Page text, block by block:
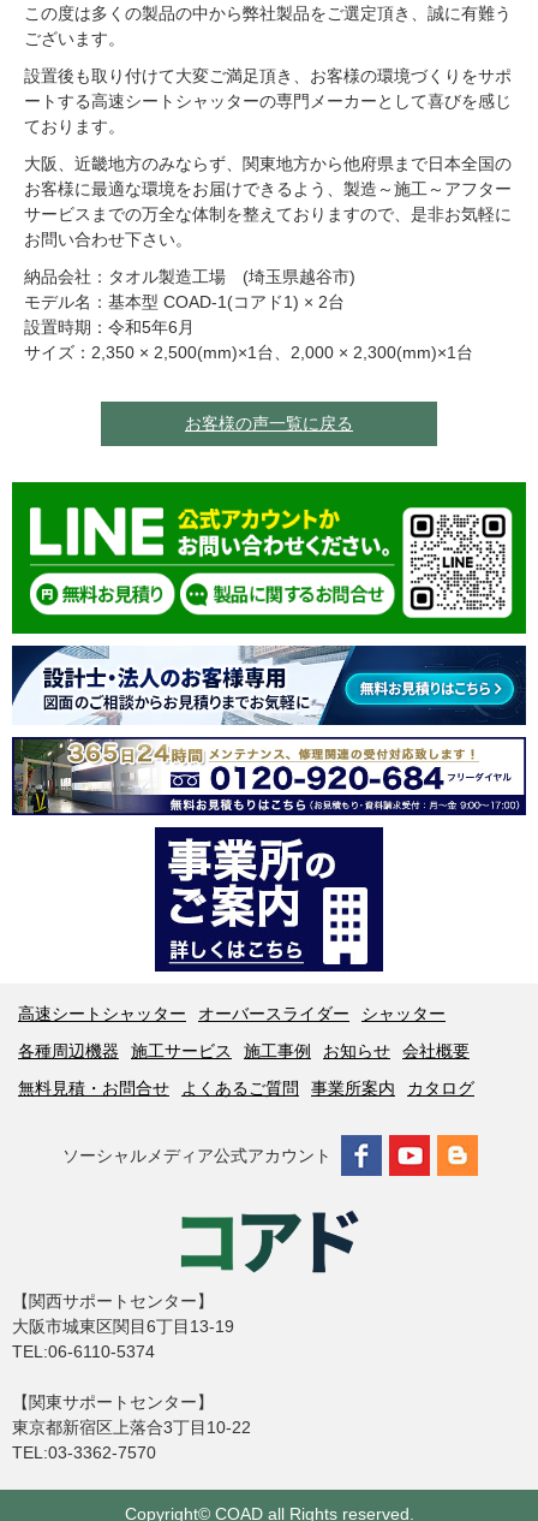
この度は多くの製品の中から弊社製品をご選定頂き、誠に有難う
ございます。
設置後も取り付けて大変ご満足頂き、お客様の環境づくりをサポ
ートする高速シートシャッターの専門メーカーとして喜びを感じ
ております。
大阪、近畿地方のみならず、関東地方から他府県まで日本全国の
お客様に最適な環境をお届けできるよう、製造～施工～アフター
サービスまでの万全な体制を整えておりますので、是非お気軽に
お問い合わせ下さい。
納品会社：タオル製造工場 (埼玉県越谷市)
モデル名：基本型 COAD-1(コアド1) × 2台
設置時期：令和5年6月
サイズ：2,350 × 2,500(mm)×1台、2,000 × 2,300(mm)×1台
お客様の声一覧に戻る
【関西サポートセンター】
大阪市城東区関目6丁目13-19
TEL:06-6110-5374
【関東サポートセンター】
東京都新宿区上落合3丁目10-22
TEL:03-3362-7570
高速シートシャッター オーバースライダー
シャッター
各種周辺機器
施工サービス 施工事例 お知らせ
会社概要
無料見積・お問合せ
よくあるご質問 事業所案内 カタログ
ソーシャルメディア公式アカウント
Copyright© COAD all Rights reserved.